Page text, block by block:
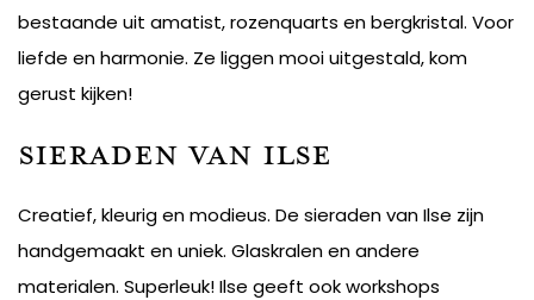
bestaande uit amatist, rozenquarts en bergkristal. Voor
liefde en harmonie. Ze liggen mooi uitgestald, kom
gerust kijken!
Sieraden van Ilse
Creatief, kleurig en modieus. De sieraden van Ilse zijn
handgemaakt en uniek. Glaskralen en andere
materialen. Superleuk! Ilse geeft ook workshops